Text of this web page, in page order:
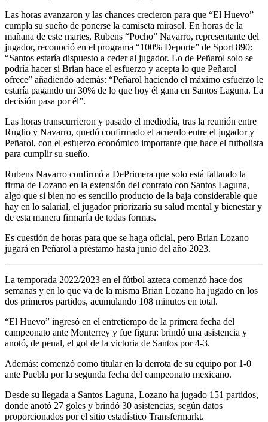
Las horas avanzaron y las chances crecieron para que “El Huevo”
cumpla su sueño de ponerse la camiseta mirasol. En horas de la
mañana de este martes, Rubens “Pocho” Navarro, representante del
jugador, reconoció en el programa “100% Deporte” de Sport 890:
“Santos estaría dispuesto a ceder al jugador. Lo de Peñarol solo se
podría hacer si Brian hace el esfuerzo y acepta lo que Peñarol
ofrece” añadiendo además: “Peñarol haciendo el máximo esfuerzo le
estaría pagando un 30% de lo que hoy él gana en Santos Laguna. La
decisión pasa por él”.
Las horas transcurrieron y pasado el mediodía, tras la reunión entre
Ruglio y Navarro, quedó confirmado el acuerdo entre el jugador y
Peñarol, con el esfuerzo económico importante que hace el futbolista
para cumplir su sueño.
Rubens Navarro confirmó a DePrimera que solo está faltando la
firma de Lozano en la extensión del contrato con Santos Laguna,
algo que si bien no es sencillo producto de la baja considerable que
hay en lo salarial, el jugador priorizaría su salud mental y bienestar y
de esta manera firmaría de todas formas.
Es cuestión de horas para que se haga oficial, pero Brian Lozano
jugará en Peñarol a préstamo hasta junio del año 2023.
La temporada 2022/2023 en el fútbol azteca comenzó hace dos
semanas y en lo que va de la misma Brian Lozano ha jugado en los
dos primeros partidos, acumulando 108 minutos en total.
“El Huevo” ingresó en el entretiempo de la primera fecha del
campeonato ante Monterrey y fue figura: brindó una asistencia y
anotó, de penal, el gol de la victoria de Santos por 4-3.
Además: comenzó como titular en la derrota de su equipo por 1-0
ante Puebla por la segunda fecha del campeonato mexicano.
Desde su llegada a Santos Laguna, Lozano ha jugado 151 partidos,
donde anotó 27 goles y brindó 30 asistencias, según datos
proporcionados por el sitio estadístico Transfermarkt.